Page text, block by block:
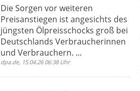
Die Sorgen vor weiteren
Preisanstiegen ist angesichts des
jüngsten Ölpreisschocks groß bei
Deutschlands Verbraucherinnen
und Verbrauchern. ...
dpa.de, 15.04.26 06:38 Uhr